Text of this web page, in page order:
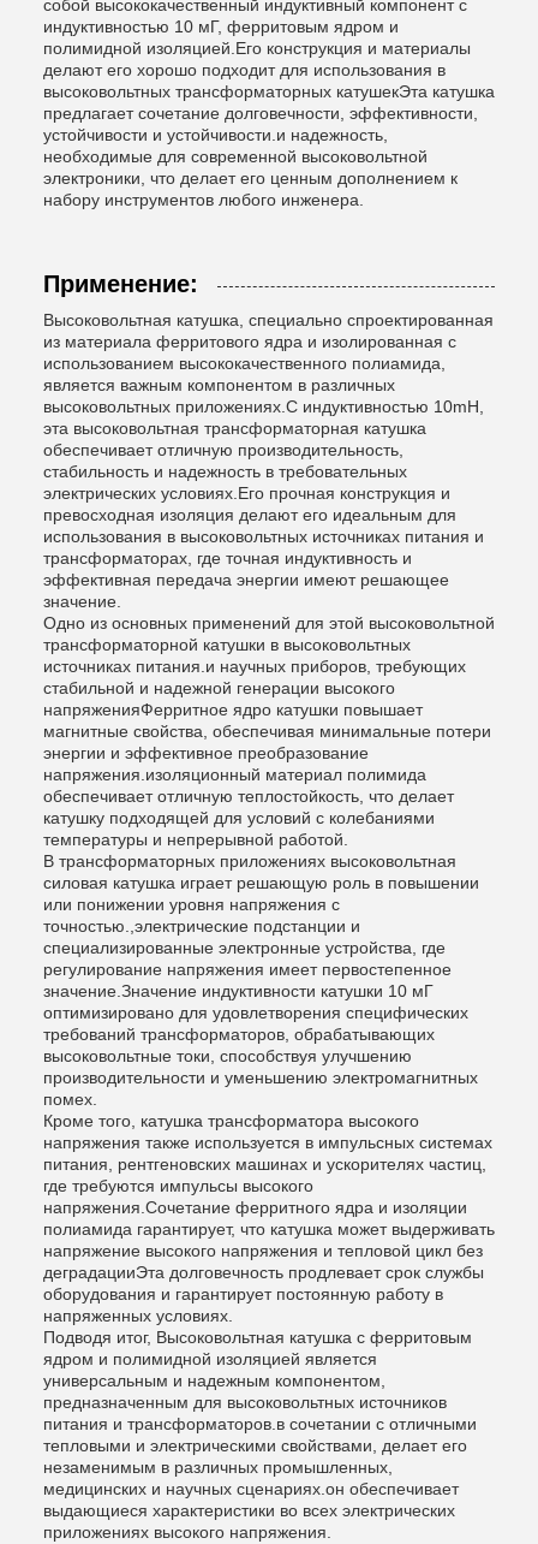
собой высококачественный индуктивный компонент с
индуктивностью 10 мГ, ферритовым ядром и
полимидной изоляцией.Его конструкция и материалы
делают его хорошо подходит для использования в
высоковольтных трансформаторных катушекЭта катушка
предлагает сочетание долговечности, эффективности,
устойчивости и устойчивости.и надежность,
необходимые для современной высоковольтной
электроники, что делает его ценным дополнением к
набору инструментов любого инженера.
Применение:
Высоковольтная катушка, специально спроектированная
из материала ферритового ядра и изолированная с
использованием высококачественного полиамида,
является важным компонентом в различных
высоковольтных приложениях.С индуктивностью 10mH,
эта высоковольтная трансформаторная катушка
обеспечивает отличную производительность,
стабильность и надежность в требовательных
электрических условиях.Его прочная конструкция и
превосходная изоляция делают его идеальным для
использования в высоковольтных источниках питания и
трансформаторах, где точная индуктивность и
эффективная передача энергии имеют решающее
значение.
Одно из основных применений для этой высоковольтной
трансформаторной катушки в высоковольтных
источниках питания.и научных приборов, требующих
стабильной и надежной генерации высокого
напряженияФерритное ядро катушки повышает
магнитные свойства, обеспечивая минимальные потери
энергии и эффективное преобразование
напряжения.изоляционный материал полимида
обеспечивает отличную теплостойкость, что делает
катушку подходящей для условий с колебаниями
температуры и непрерывной работой.
В трансформаторных приложениях высоковольтная
силовая катушка играет решающую роль в повышении
или понижении уровня напряжения с
точностью.,электрические подстанции и
специализированные электронные устройства, где
регулирование напряжения имеет первостепенное
значение.Значение индуктивности катушки 10 мГ
оптимизировано для удовлетворения специфических
требований трансформаторов, обрабатывающих
высоковольтные токи, способствуя улучшению
производительности и уменьшению электромагнитных
помех.
Кроме того, катушка трансформатора высокого
напряжения также используется в импульсных системах
питания, рентгеновских машинах и ускорителях частиц,
где требуются импульсы высокого
напряжения.Сочетание ферритного ядра и изоляции
полиамида гарантирует, что катушка может выдерживать
напряжение высокого напряжения и тепловой цикл без
деградацииЭта долговечность продлевает срок службы
оборудования и гарантирует постоянную работу в
напряженных условиях.
Подводя итог, Высоковольтная катушка с ферритовым
ядром и полимидной изоляцией является
универсальным и надежным компонентом,
предназначенным для высоковольтных источников
питания и трансформаторов.в сочетании с отличными
тепловыми и электрическими свойствами, делает его
незаменимым в различных промышленных,
медицинских и научных сценариях.он обеспечивает
выдающиеся характеристики во всех электрических
приложениях высокого напряжения.